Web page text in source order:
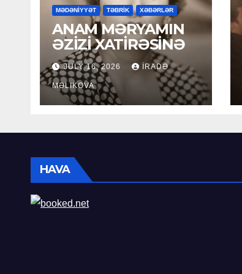
MƏDƏNİYYƏT TƏBRİK XƏBƏRLƏR
ANAM MƏRYAMIN
ƏZİZİ XATİRƏSİNƏ
JULY 16, 2026 İRADƏ
MƏLIKOVA
HAVA